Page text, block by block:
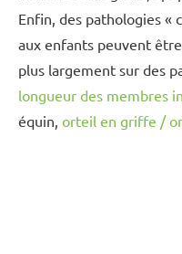
Enfin, des pathologies «
aux enfants peuvent
plus largement sur des
longueur des membres
équin, orteil en griffe /